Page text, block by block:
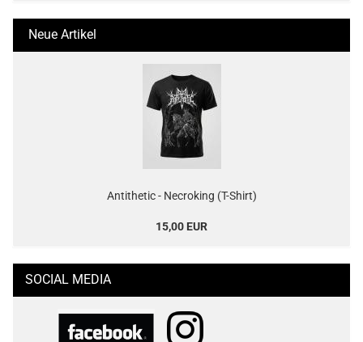
Neue Artikel
Antithetic - Necroking (T-Shirt)
15,00 EUR
SOCIAL MEDIA